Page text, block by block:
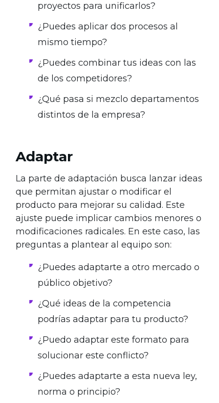
proyectos para unificarlos?
¿Puedes aplicar dos procesos al
mismo tiempo?
¿Puedes combinar tus ideas con las
de los competidores?
¿Qué pasa si mezclo departamentos
distintos de la empresa?
Adaptar
La parte de adaptación busca lanzar ideas
que permitan ajustar o modificar el
producto para mejorar su calidad. Este
ajuste puede implicar cambios menores o
modificaciones radicales. En este caso, las
preguntas a plantear al equipo son:
¿Puedes adaptarte a otro mercado o
público objetivo?
¿Qué ideas de la competencia
podrías adaptar para tu producto?
¿Puedo adaptar este formato para
solucionar este conflicto?
¿Puedes adaptarte a esta nueva ley,
norma o principio?